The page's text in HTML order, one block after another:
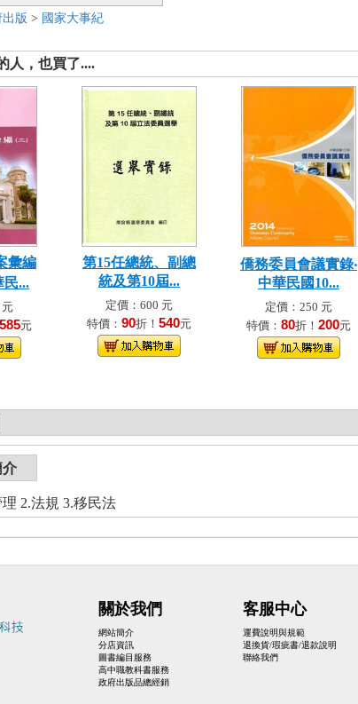
版 > 國家大事紀
人，也買了....
彙編
民...
元
585元
第15任總統、副總
統及第10屆...
定價：600 元
特價： 90折！ 540元
僑務委員會議實錄‧
中華民國10...
定價：250 元
特價： 80折！ 200元
介
2.法規 3.移民法
關於我們
網站簡介
分店資訊
圖書編目服務
高中職教科書服務
政府出版品總經銷
客服中心
運費說明與規範
退換貨/瑕疵書/退款說明
聯絡我們